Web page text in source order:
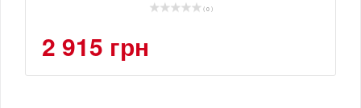
( 0 )
2 915 грн